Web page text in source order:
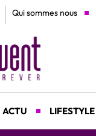
Qui sommes nous
ACTU LIFESTYLE